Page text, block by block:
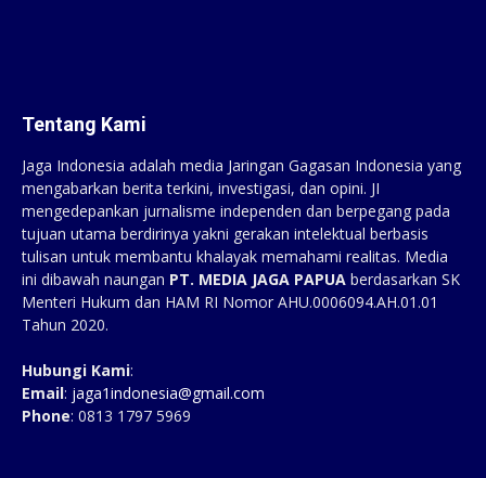
Tentang Kami
Jaga Indonesia adalah media Jaringan Gagasan Indonesia yang
mengabarkan berita terkini, investigasi, dan opini. JI
mengedepankan jurnalisme independen dan berpegang pada
tujuan utama berdirinya yakni gerakan intelektual berbasis
tulisan untuk membantu khalayak memahami realitas. Media
ini dibawah naungan PT. MEDIA JAGA PAPUA berdasarkan SK
Menteri Hukum dan HAM RI Nomor AHU.0006094.AH.01.01
Tahun 2020.
Hubungi Kami:
Email: jaga1indonesia@gmail.com
Phone: 0813 1797 5969